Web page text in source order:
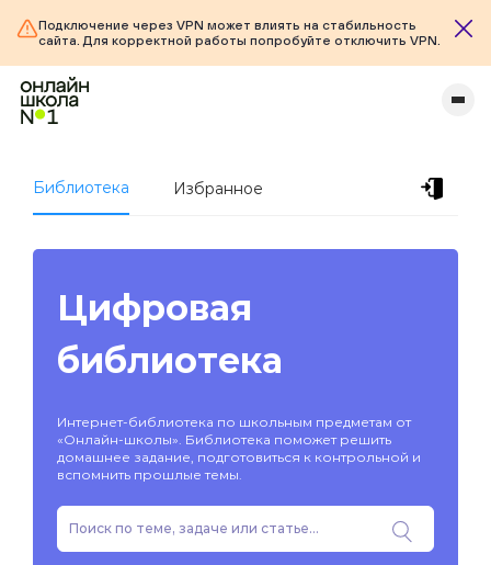
Подключение через VPN может влиять на стабильность
сайта. Для корректной работы попробуйте отключить VPN.
Библиотека Избранное
Цифровая
библиотека
Интернет-библиотека по школьным предметам от
«Онлайн-школы». Библиотека поможет решить
домашнее задание, подготовиться к контрольной и
вспомнить прошлые темы.